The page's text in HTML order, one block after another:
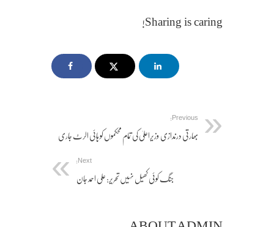
Sharing is caring!
Previous:
بھارتی درندازی وزیراعلیٰ کی تمام محکموں کو ہائی الرٹ جاری
Next:
جنگ کوئی کھیل نہیں تحریر: علی احمد جان